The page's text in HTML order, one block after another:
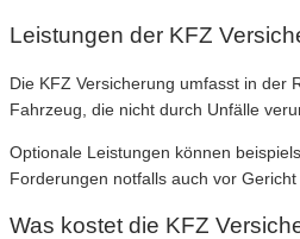
Leistungen der KFZ
Die KFZ Versicherung umfasst in der
Fahrzeug, die nicht durch Unfälle
Optionale Leistungen können
Forderungen notfalls auch vor
Was kostet die KFZ